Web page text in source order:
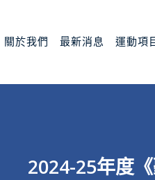
關於我們 最新消息 運動項
2024-25年度